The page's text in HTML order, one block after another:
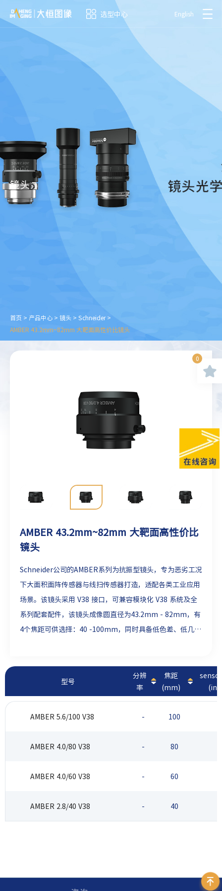
选型中心 English
镜头
首页 > 产品中心 > 镜头 > Schneider >
AMBER 43.2mm~82mm 大靶面高性价比镜头
AMBER 43.2mm~82mm 大靶面高性价比
镜头
Schneider公司的AMBER系列为抗振型镜头，专为恶劣工况
下大面积面阵传感器与线扫传感器打造，适配各类工业应用
场景。该镜头采用 V38 接口，可兼容模块化 V38 系统及全
系列配套配件， 该镜头成像圆直径为43.2mm - 82mm，有
4个焦距可供选择：40 -100mm， 同时具备低色差、低几何
型号
分辨
率
焦距
(mm)
AMBER 5.6/100 V38 - 100
AMBER 4.0/80 V38 - 80
AMBER 4.0/60 V38 - 60
AMBER 2.8/40 V38 - 40
0